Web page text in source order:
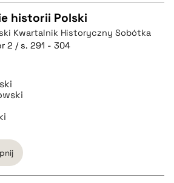
historii Polski
Kwartalnik Historyczny Sobótka
2 / s. 291 - 304